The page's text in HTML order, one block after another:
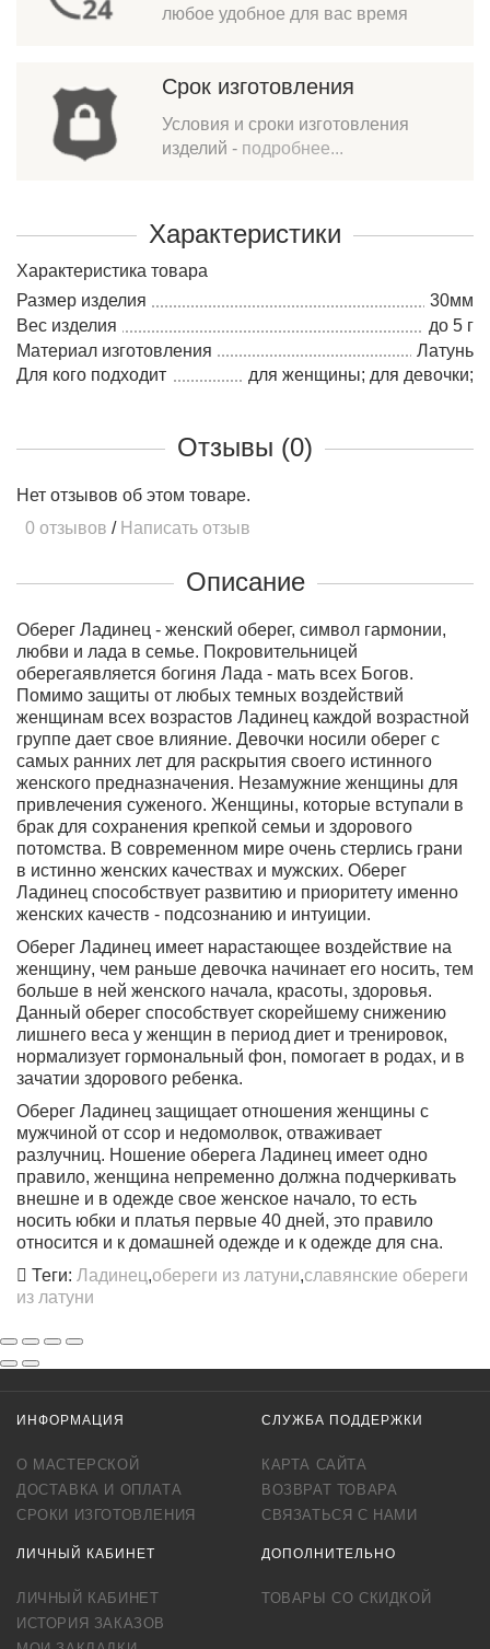
любое удобное для вас время
Срок изготовления
Условия и сроки изготовления
изделий - подробнее...
Характеристики
Характеристика товара
Размер изделия
30мм
Вес изделия
до 5 г
Материал изготовления
Латунь
Для кого подходит
для женщины; для девочки;
Отзывы (0)
Нет отзывов об этом товаре.
0 отзывов / Написать отзыв
Описание
Оберег Ладинец - женский оберег, символ гармонии,
любви и лада в семье. Покровительницей
оберегаявляется богиня Лада - мать всех Богов.
Помимо защиты от любых темных воздействий
женщинам всех возрастов Ладинец каждой возрастной
группе дает свое влияние. Девочки носили оберег с
самых ранних лет для раскрытия своего истинного
женского предназначения. Незамужние женщины для
привлечения суженого. Женщины, которые вступали в
брак для сохранения крепкой семьи и здорового
потомства. В современном мире очень стерлись грани
в истинно женских качествах и мужских. Оберег
Ладинец способствует развитию и приоритету именно
женских качеств - подсознанию и интуиции.
Оберег Ладинец имеет нарастающее воздействие на
женщину, чем раньше девочка начинает его носить, тем
больше в ней женского начала, красоты, здоровья.
Данный оберег способствует скорейшему снижению
лишнего веса у женщин в период диет и тренировок,
нормализует гормональный фон, помогает в родах, и в
зачатии здорового ребенка.
Оберег Ладинец защищает отношения женщины с
мужчиной от ссор и недомолвок, отваживает
разлучниц. Ношение оберега Ладинец имеет одно
правило, женщина непременно должна подчеркивать
внешне и в одежде свое женское начало, то есть
носить юбки и платья первые 40 дней, это правило
относится и к домашней одежде и к одежде для сна.
Теги: Ладинец,обереги из латуни,славянские обереги
из латуни
ИНФОРМАЦИЯ
О МАСТЕРСКОЙ
ДОСТАВКА И ОПЛАТА
СРОКИ ИЗГОТОВЛЕНИЯ
СЛУЖБА ПОДДЕРЖКИ
КАРТА САЙТА
ВОЗВРАТ ТОВАРА
СВЯЗАТЬСЯ С НАМИ
ЛИЧНЫЙ КАБИНЕТ
ЛИЧНЫЙ КАБИНЕТ
ИСТОРИЯ ЗАКАЗОВ
ДОПОЛНИТЕЛЬНО
ТОВАРЫ СО СКИДКОЙ